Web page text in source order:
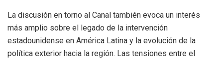
La discusión en torno al Canal también evoca un interés
más amplio sobre el legado de la intervención
estadounidense en América Latina y la evolución de la
política exterior hacia la región. Las tensiones entre el